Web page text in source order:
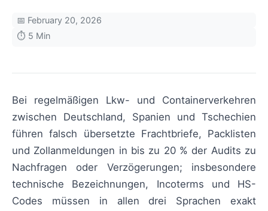
📅 February 20, 2026
⏱️ 5 Min
Bei regelmäßigen Lkw- und Containerverkehren
zwischen Deutschland, Spanien und Tschechien
führen falsch übersetzte Frachtbriefe, Packlisten
und Zollanmeldungen in bis zu 20 % der Audits zu
Nachfragen oder Verzögerungen; insbesondere
technische Bezeichnungen, Incoterms und HS-
Codes müssen in allen drei Sprachen exakt